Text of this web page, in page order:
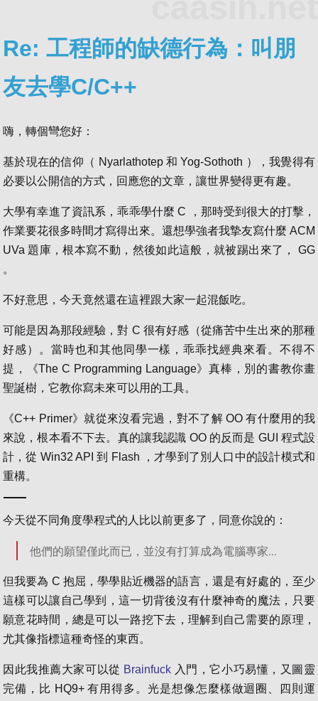
Re: 工程師的缺德行為：叫朋
友去學C/C++
嗨，轉個彎您好：
基於現在的信仰（ Nyarlathotep 和 Yog-Sothoth ），我覺得有
必要以公開信的方式，回應您的文章，讓世界變得更有趣。
大學有幸進了資訊系，乖乖學什麼 C ，那時受到很大的打擊，
作業要花很多時間才寫得出來。還想學強者我摯友寫什麼 ACM
UVa 題庫，根本寫不動，然後如此這般，就被踢出來了， GG
。
不好意思，今天竟然還在這裡跟大家一起混飯吃。
可能是因為那段經驗，對 C 很有好感（從痛苦中生出來的那種
好感）。當時也和其他同學一樣，乖乖找經典來看。不得不
提，《The C Programming Language》真棒，別的書教你畫
聖誕樹，它教你寫未來可以用的工具。
《C++ Primer》就從來沒看完過，對不了解 OO 有什麼用的我
來說，根本看不下去。真的讓我認識 OO 的反而是 GUI 程式設
計，從 Win32 API 到 Flash ，才學到了別人口中的設計模式和
重構。
今天從不同角度學程式的人比以前更多了，同意你說的：
他們的願望僅此而已，並沒有打算成為電腦專家...
但我要為 C 抱屈，學學貼近機器的語言，還是有好處的，至少
這樣可以讓自己學到，這一切背後沒有什麼神奇的魔法，只要
願意花時間，總是可以一路挖下去，理解到自己需要的原理，
尤其像指標這種奇怪的東西。
因此我推薦大家可以從 Brainfuck 入門，它小巧易懂，又圖靈
完備，比 HQ9+ 有用得多。光是想像怎麼樣做迴圈、四則運